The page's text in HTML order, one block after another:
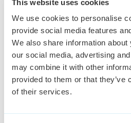
This website uses cookies
We use cookies to personalise
provide social media features
We also share information
our social media, advertising
may combine it with other
provided to them or that they’ve
of their services.
Een diner waar elk teamlid iets
eigen cultuur. Door iets meer
opent de dialoog en raakt je
elkaar.